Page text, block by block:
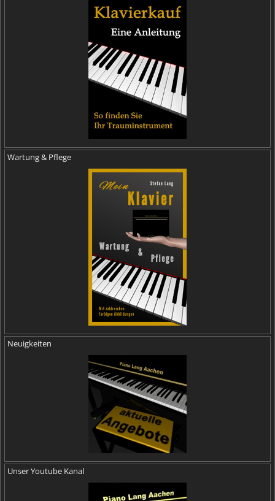
Wartung & Pflege
Neuigkeiten
Unser Youtube Kanal